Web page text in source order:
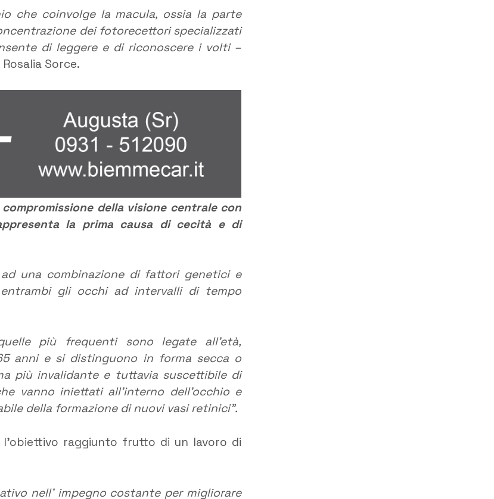
che coinvolge la macula, ossia la parte
dei fotorecettori specializzati
di leggere e di riconoscere i volti –
Sorce.
della visione centrale con
la prima causa di cecità e di
una combinazione di fattori genetici e
entrambi gli occhi ad intervalli di tempo
più frequenti sono legate all’età,
anni e si distinguono in forma secca o
più invalidante e tuttavia suscettibile di
vanno iniettati all’interno dell’occhio e
della formazione di nuovi vasi retinici”.
raggiunto frutto di un lavoro di
nell’ impegno costante per migliorare